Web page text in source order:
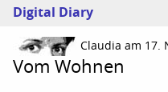
Digital Diary
Claudia am 17.
Vom Wohnen